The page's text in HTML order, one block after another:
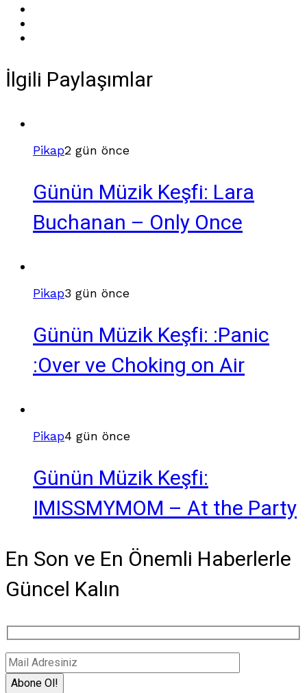
İlgili Paylaşımlar
Pikap2 gün önce
Günün Müzik Keşfi: Lara
Buchanan – Only Once
Pikap3 gün önce
Günün Müzik Keşfi: :Panic
:Over ve Choking on Air
Pikap4 gün önce
Günün Müzik Keşfi:
IMISSMYMOM – At the Party
En Son ve En Önemli Haberlerle
Güncel Kalın